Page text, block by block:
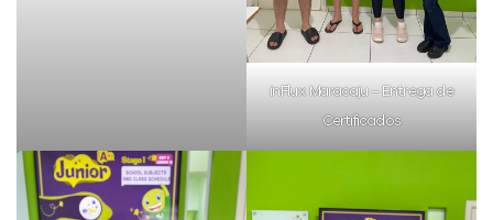
inFlux Maracaju – Entrega de
Certificados